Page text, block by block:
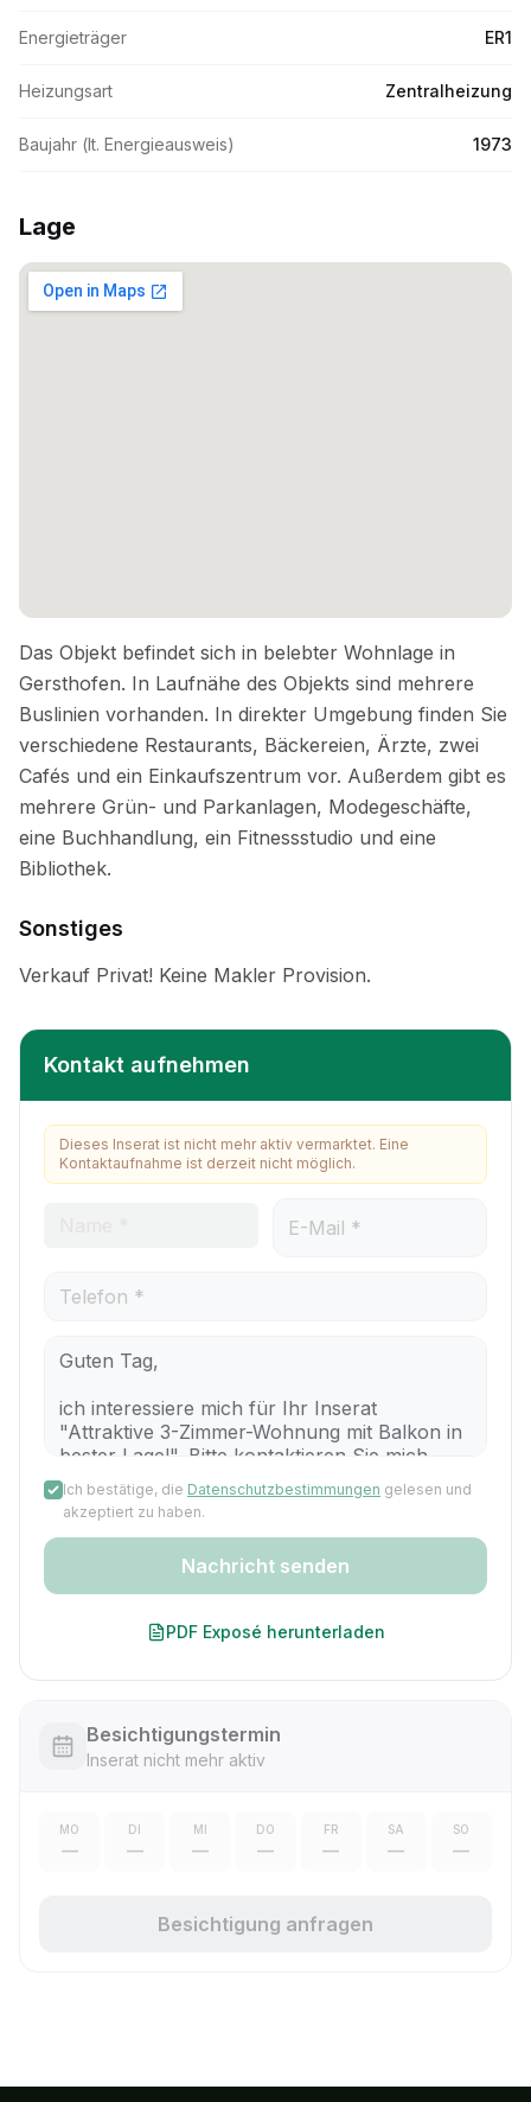
Energieträger ER1
Heizungsart Zentralheizung
Baujahr (lt. Energieausweis) 1973
Lage
Sonstiges
Kontakt aufnehmen
Dieses Inserat ist nicht mehr aktiv vermarktet. Eine
Kontaktaufnahme ist derzeit nicht möglich.
Ich bestätige, die Datenschutzbestimmungen gelesen und
akzeptiert zu haben.
Nachricht senden
PDF Exposé herunterladen
Besichtigungstermin
Inserat nicht mehr aktiv
MO
—
DI
—
MI
—
DO
—
FR
—
SA
—
SO
—
Besichtigung anfragen